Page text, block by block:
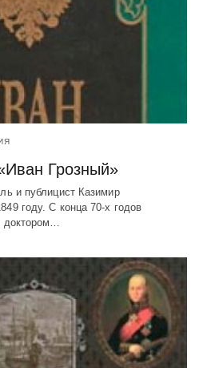
Грозный»
и публицист Казимир
году. С конца 70-х годов